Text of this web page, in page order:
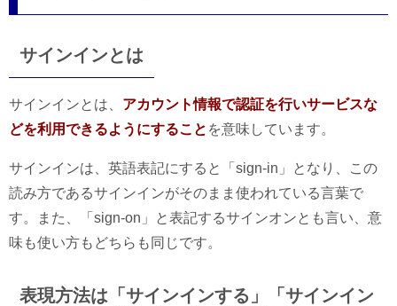
サインインとは
サインインとは、 アカウント情報で認証を行いサービスな
どを利用できるようにすること を意味しています。
サインインは、英語表記にすると「sign-in」となり、この
読み方であるサインインがそのまま使われている言葉で
す。また、「sign-on」と表記するサインオンとも言い、意
味も使い方もどちらも同じです。
表現方法は「サインインする」「サインイン